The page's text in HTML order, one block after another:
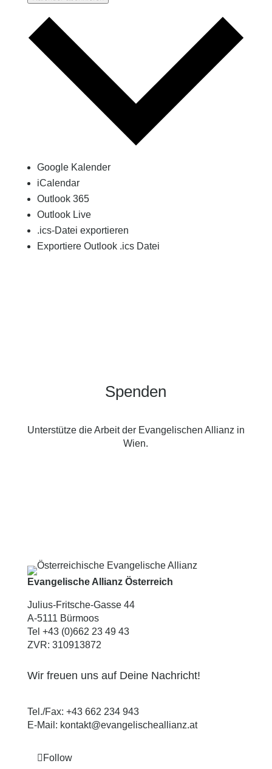
Google Kalender
iCalendar
Outlook 365
Outlook Live
.ics-Datei exportieren
Exportiere Outlook .ics Datei
Spenden
Unterstütze die Arbeit der Evangelischen Allianz in
Wien.
Evangelische Allianz Österreich
Julius-Fritsche-Gasse 44
A-5111 Bürmoos
Tel +43 (0)662 23 49 43
ZVR: 310913872
Wir freuen uns auf Deine Nachricht!
Tel./Fax: +43 662 234 943
E-Mail: kontakt@evangelischeallianz.at
Follow